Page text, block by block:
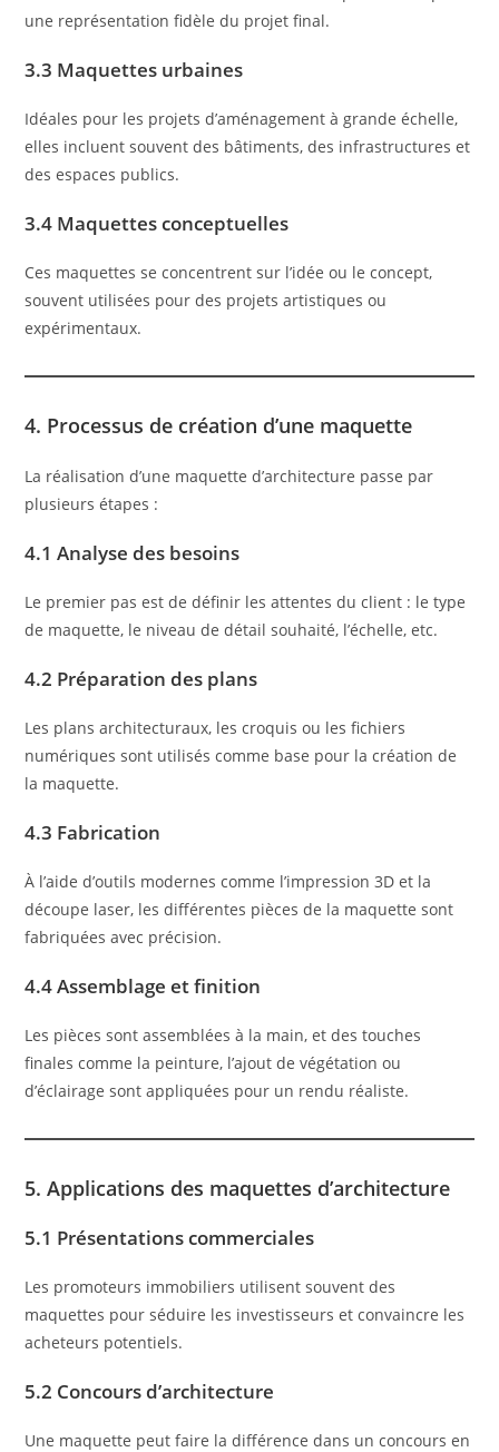
une représentation fidèle du projet final.
3.3 Maquettes urbaines
Idéales pour les projets d’aménagement à grande échelle,
elles incluent souvent des bâtiments, des infrastructures et
des espaces publics.
3.4 Maquettes conceptuelles
Ces maquettes se concentrent sur l’idée ou le concept,
souvent utilisées pour des projets artistiques ou
expérimentaux.
4. Processus de création d’une maquette
La réalisation d’une maquette d’architecture passe par
plusieurs étapes :
4.1 Analyse des besoins
Le premier pas est de définir les attentes du client : le type
de maquette, le niveau de détail souhaité, l’échelle, etc.
4.2 Préparation des plans
Les plans architecturaux, les croquis ou les fichiers
numériques sont utilisés comme base pour la création de
la maquette.
4.3 Fabrication
À l’aide d’outils modernes comme l’impression 3D et la
découpe laser, les différentes pièces de la maquette sont
fabriquées avec précision.
4.4 Assemblage et finition
Les pièces sont assemblées à la main, et des touches
finales comme la peinture, l’ajout de végétation ou
d’éclairage sont appliquées pour un rendu réaliste.
5. Applications des maquettes d’architecture
5.1 Présentations commerciales
Les promoteurs immobiliers utilisent souvent des
maquettes pour séduire les investisseurs et convaincre les
acheteurs potentiels.
5.2 Concours d’architecture
Une maquette peut faire la différence dans un concours en